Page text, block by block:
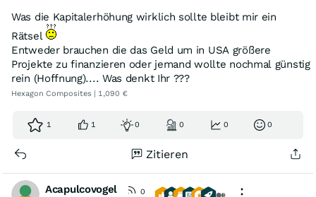
Was die Kapitalerhöhung wirklich sollte bleibt mir ein
Rätsel
Entweder brauchen die das Geld um in USA größere
Projekte zu finanzieren oder jemand wollte nochmal günstig
rein (Hoffnung).... Was denkt Ihr ???
Hexagon Composites | 1,090 €
1 1 0 0 0 0
Zitieren
Acapulcovogel
0